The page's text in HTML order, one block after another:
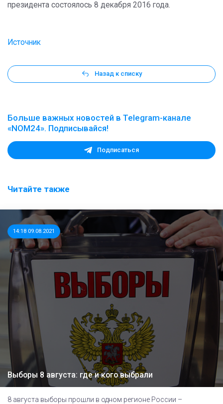
президента состоялось 8 декабря 2016 года.
Источник
Назад к списку
Больше важных новостей в Telegram-канале
«NOM24». Подписывайся!
Подписаться
Читайте также
14:18 09.08.2021
Выборы 8 августа: где и кого выбрали
8 августа выборы прошли в одном регионе России –